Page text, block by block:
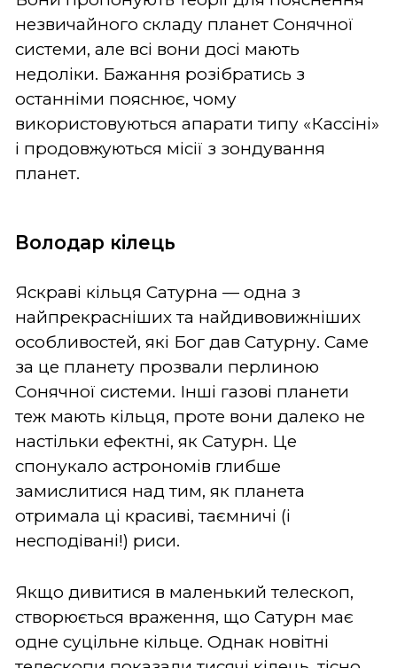
незвичайного складу планет Сонячної
системи, але всі вони досі мають
недоліки. Бажання розібратись з
останніми пояснює, чому
використовуються апарати типу «Кассіні»
і продовжуються місії з зондування
планет.
Володар кілець
Яскраві кільця Сатурна — одна з
найпрекрасніших та найдивовижніших
особливостей, які Бог дав Сатурну. Саме
за це планету прозвали перлиною
Сонячної системи. Інші газові планети
теж мають кільця, проте вони далеко не
настільки ефектні, як Сатурн. Це
спонукало астрономів глибше
замислитися над тим, як планета
отримала ці красиві, таємничі (і
несподівані!) риси.
Якщо дивитися в маленький телескоп,
створюється враження, що Сатурн має
одне суцільне кільце. Однак новітні